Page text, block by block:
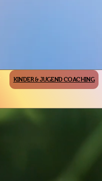
KINDER & JUGEND COACHING